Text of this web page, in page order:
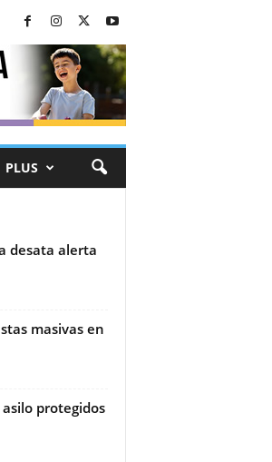
PLUS
desata alerta
masivas en
protegidos